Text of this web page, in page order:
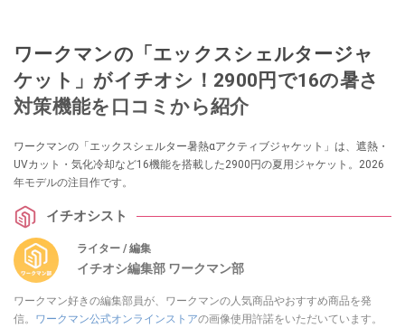
ワークマンの「エックスシェルタージャ
ケット」がイチオシ！2900円で16の暑さ
対策機能を口コミから紹介
ワークマンの「エックスシェルター暑熱αアクティブジャケット」は、遮熱・
UVカット・気化冷却など16機能を搭載した2900円の夏用ジャケット。2026
年モデルの注目作です。
イチオシスト
ライター / 編集
イチオシ編集部 ワークマン部
ワークマン好きの編集部員が、ワークマンの人気商品やおすすめ商品を発
信。 ワークマン公式オンラインストアの画像使用許諾をいただいています。